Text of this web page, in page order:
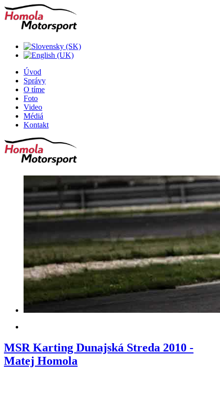
Úvod
Správy
O tíme
Foto
Video
Médiá
Kontakt
MSR Karting Dunajská Streda 2010 -
Matej Homola